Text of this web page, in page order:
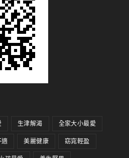
生津解渴 全家大小最愛
適 美麗健康 窈窕輕盈